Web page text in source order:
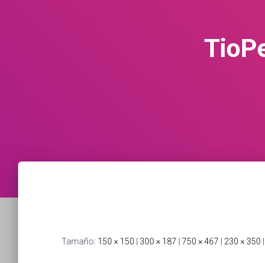
Tamaño: 150 × 150 300 × 187 750 × 467 230 × 350